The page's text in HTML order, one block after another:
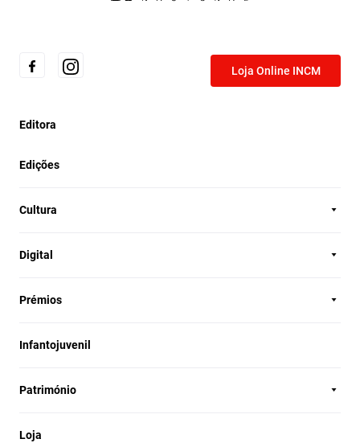
Loja Online INCM
Editora
Edições
Cultura
Digital
Prémios
Infantojuvenil
Património
Loja